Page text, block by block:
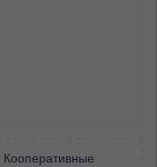
Кооперативные